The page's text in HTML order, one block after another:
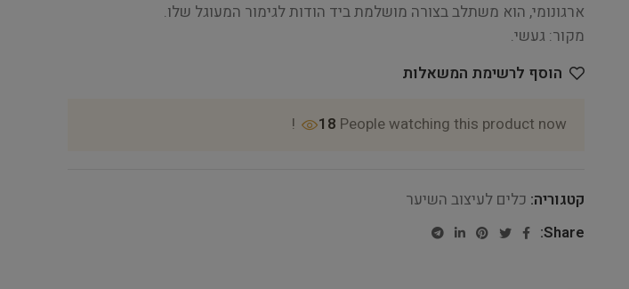
ארגונומי, הוא משתלב בצורה מושלמת ביד הודות לגימור המעוגל שלו.
מקור: געשי.
הוסף לרשימת המשאלות
18 People watching this product now!
קטגוריה: כלים לעיצוב השיער
Share: